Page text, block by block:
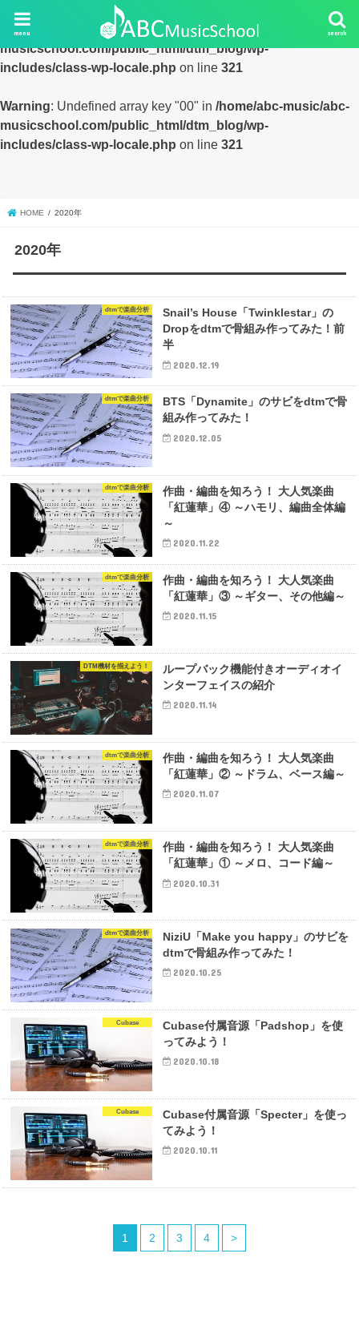
Warning : Undefined array key "00" in/home/abc-music/abc-
musicschool.com/public_html/dtm_blog/wp-
includes/class-wp-locale.php on line 321
Warning: Undefined array key "00" in /home/abc-music/abc-
musicschool.com/public_html/dtm_blog/wp-
includes/class-wp-locale.php on line 321
search
menu
HOME 2020年
2020年
dtmで楽曲分析
Snail’s House「Twinklestar」の
Dropをdtmで骨組み作ってみた！前
半
2020.12.19
dtmで楽曲分析
BTS「Dynamite」のサビをdtmで骨
組み作ってみた！
2020.12.05
dtmで楽曲分析
作曲・編曲を知ろう！ 大人気楽曲
「紅蓮華」④ ～ハモリ、編曲全体編
～
2020.11.22
dtmで楽曲分析
作曲・編曲を知ろう！ 大人気楽曲
「紅蓮華」③ ～ギター、その他編～
2020.11.15
DTM機材を揃えよう！
ループバック機能付きオーディオイ
ンターフェイスの紹介
2020.11.14
dtmで楽曲分析
作曲・編曲を知ろう！ 大人気楽曲
「紅蓮華」② ～ドラム、ベース編～
2020.11.07
dtmで楽曲分析
作曲・編曲を知ろう！ 大人気楽曲
「紅蓮華」① ～メロ、コード編～
2020.10.31
dtmで楽曲分析
NiziU「Make you happy」のサビを
dtmで骨組み作ってみた！
2020.10.25
Cubase
Cubase付属音源「Padshop」を使
ってみよう！
2020.10.18
Cubase
Cubase付属音源「Specter」を使っ
てみよう！
2020.10.11
1 2 3 4 >